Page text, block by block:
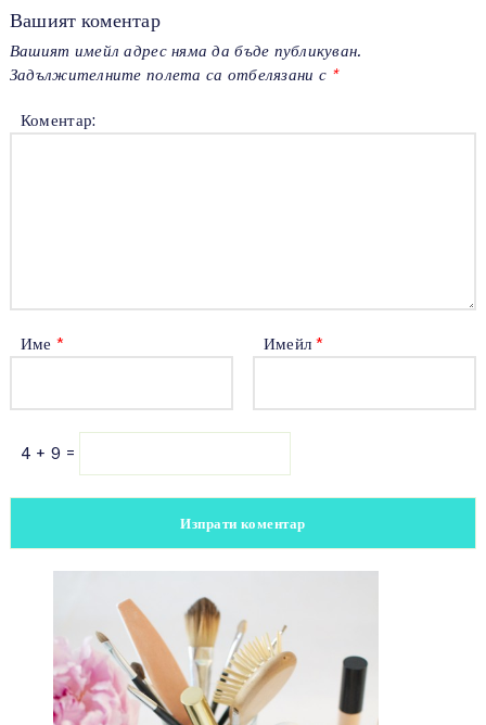
Вашият коментар
Вашият имейл адрес няма да бъде публикуван.
Задължителните полета са отбелязани с *
Коментар:
Име* Имейл*
4 + 9 =